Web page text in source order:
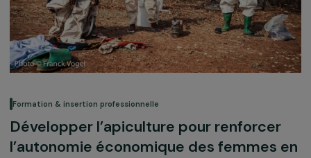
Formation & insertion professionnelle